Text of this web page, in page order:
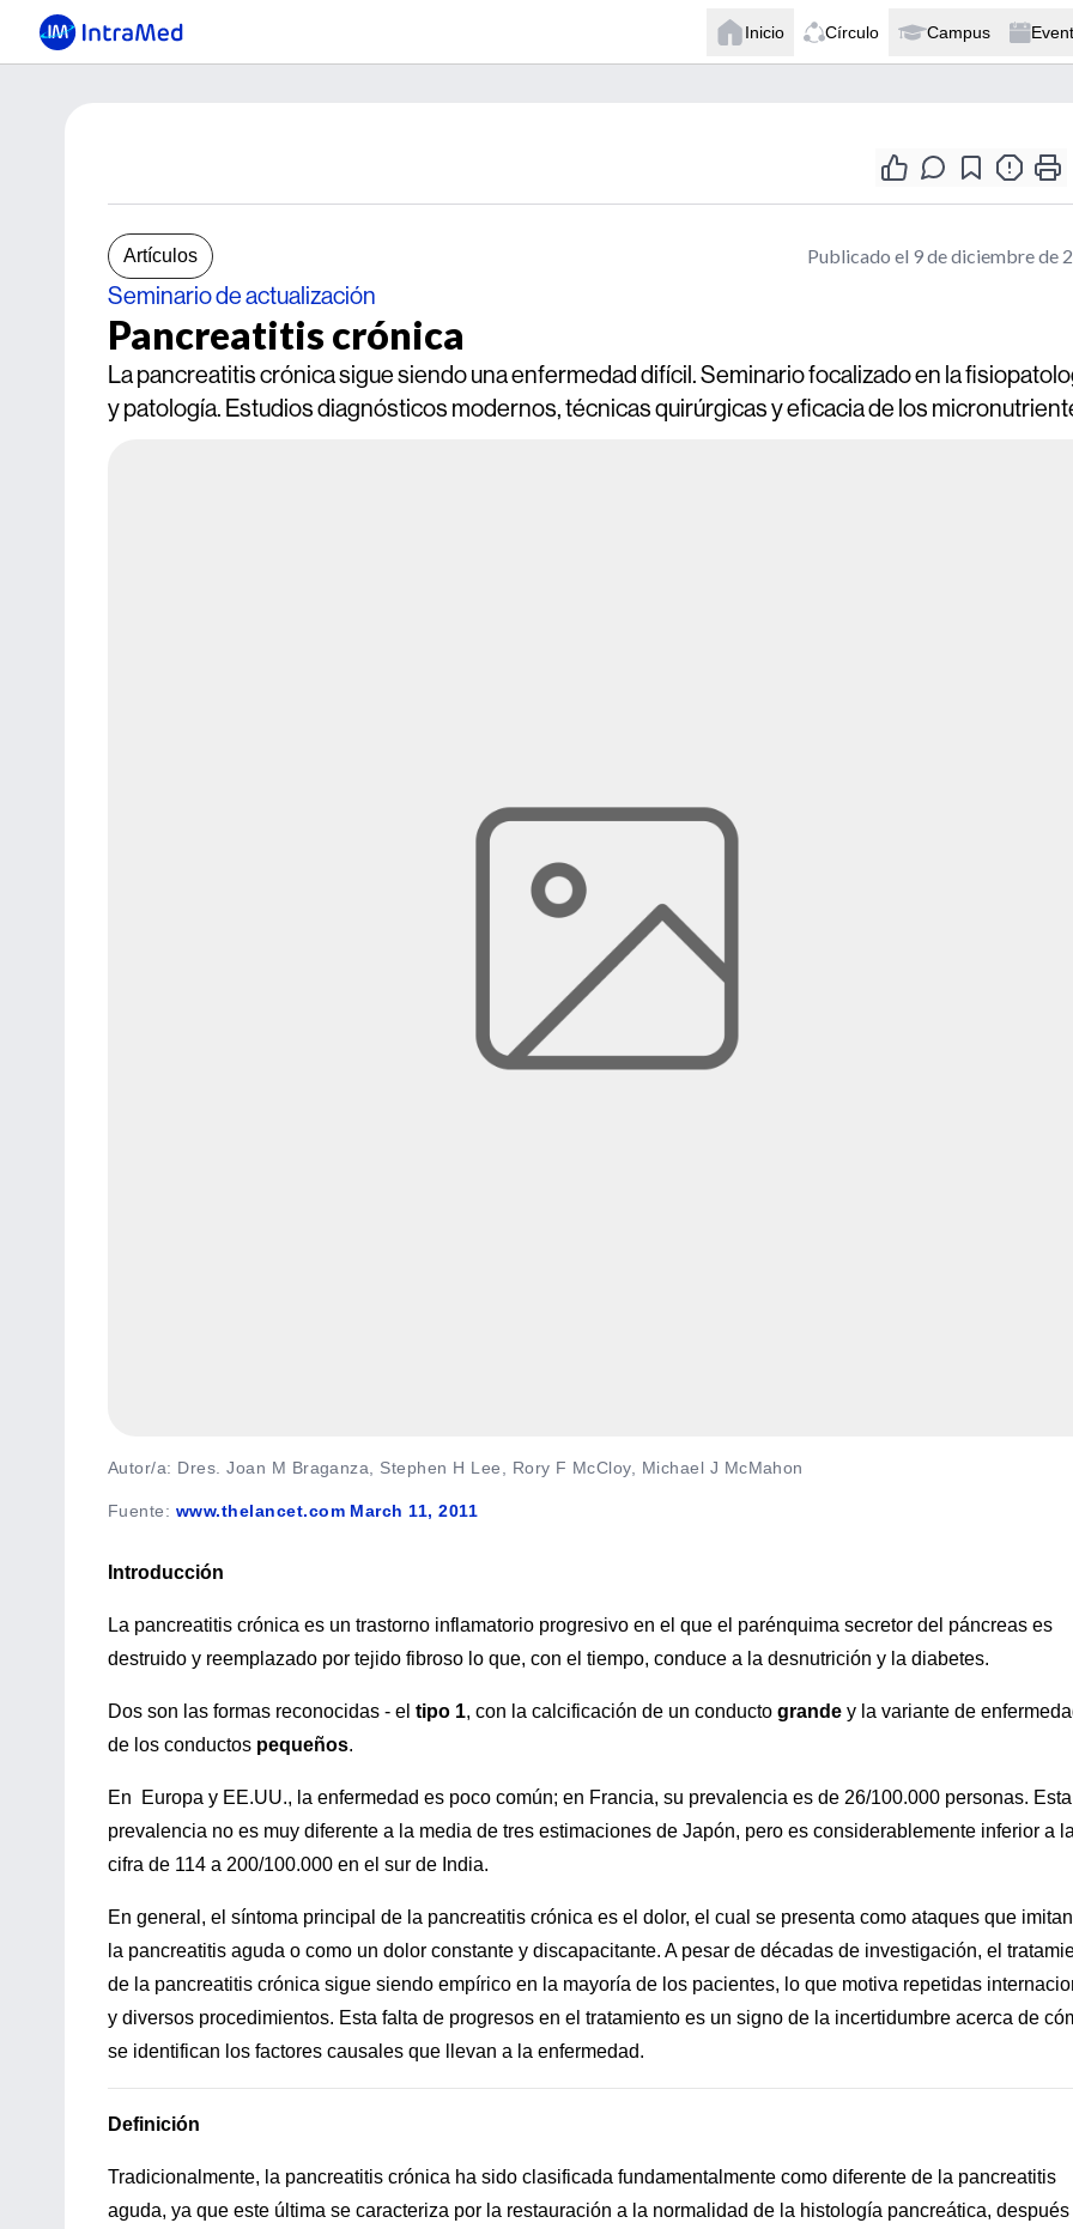
Inicio Círculo Campus
Artículos Publicado el 9 de diciembre de
Seminario de actualización
Pancreatitis crónica
La pancreatitis crónica sigue siendo una enfermedad difícil. Seminario focalizado en la
y patología. Estudios diagnósticos modernos, técnicas quirúrgicas y eficacia de los
Autor/a: Dres. Joan M Braganza, Stephen H Lee, Rory F McCloy, Michael J McMahon
Fuente: www.thelancet.com March 11, 2011
Introducción
La pancreatitis crónica es un trastorno inflamatorio progresivo en el que el parénquima secretor del páncreas es
destruido y reemplazado por tejido fibroso lo que, con el tiempo, conduce a la desnutrición y la diabetes.
Dos son las formas reconocidas - el tipo 1, con la calcificación de un conducto grande y la variante de
de los conductos pequeños.
En Europa y EE.UU., la enfermedad es poco común; en Francia, su prevalencia es de 26/100.000 personas. Esta
prevalencia no es muy diferente a la media de tres estimaciones de Japón, pero es considerablemente inferior a la
cifra de 114 a 200/100.000 en el sur de India.
En general, el síntoma principal de la pancreatitis crónica es el dolor, el cual se presenta como ataques que
la pancreatitis aguda o como un dolor constante y discapacitante. A pesar de décadas de investigación, el
de la pancreatitis crónica sigue siendo empírico en la mayoría de los pacientes, lo que motiva repetidas
y diversos procedimientos. Esta falta de progresos en el tratamiento es un signo de la incertidumbre acerca de
se identifican los factores causales que llevan a la enfermedad.
Definición
Tradicionalmente, la pancreatitis crónica ha sido clasificada fundamentalmente como diferente de la pancreatitis
aguda, ya que este última se caracteriza por la restauración a la normalidad de la histología pancreática, después